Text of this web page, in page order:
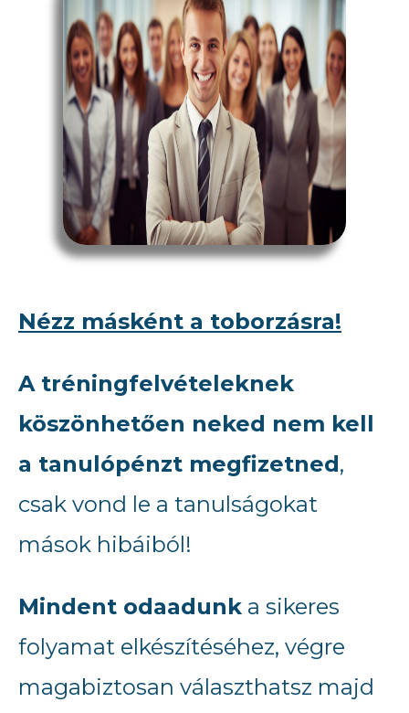
Nézz másként a toborzásra!
A tréningfelvételeknek
köszönhetően neked nem kell
a tanulópénzt megfizetned,
csak vond le a tanulságokat
mások hibáiból!
Mindent odaadunk a sikeres
folyamat elkészítéséhez, végre
magabiztosan választhatsz majd